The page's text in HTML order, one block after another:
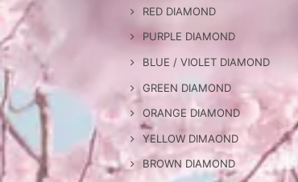
RED DIAMOND
PURPLE DIAMOND
BLUE / VIOLET DIAMOND
GREEN DIAMOND
ORANGE DIAMOND
YELLOW DIMAOND
BROWN DIAMOND